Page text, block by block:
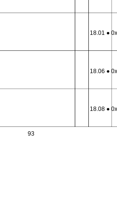
93
18.01 ●
18.06 ●
18.08 ●